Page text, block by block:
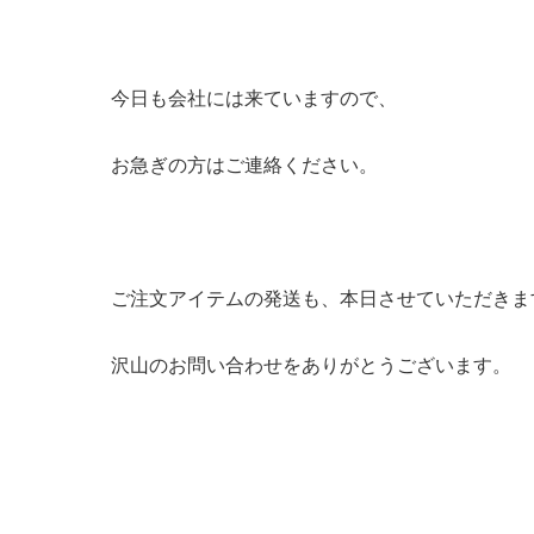
今日も会社には来ていますので、
お急ぎの方はご連絡ください。
ご注文アイテムの発送も、本日させていただきま
沢山のお問い合わせをありがとうございます。